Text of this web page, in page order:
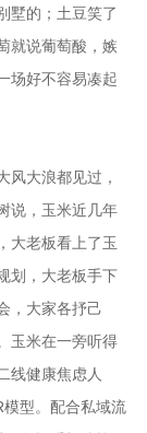
墅的；土豆笑了
就说葡萄酸，嫉
场好不容易凑起
风大浪都见过，
说，玉米近几年
大老板看上了玉
划，大老板手下
，大家各抒己
玉米在一旁听得
线健康焦虑人
型。配合私域流